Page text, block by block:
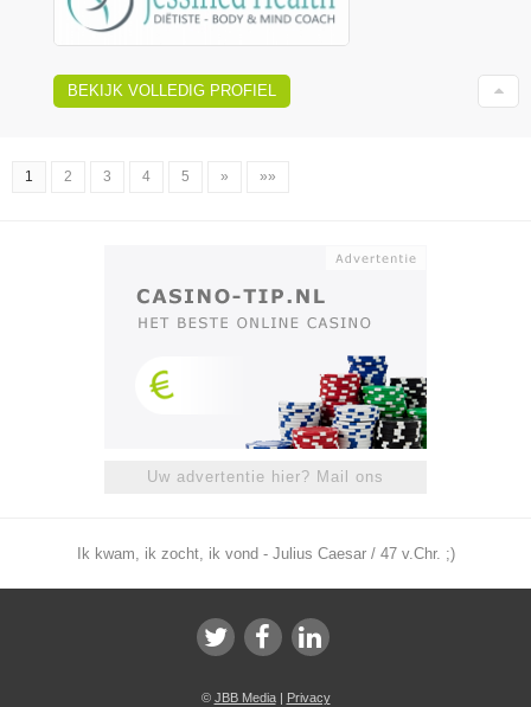
BEKIJK VOLLEDIG PROFIEL
1 2 3 4 5 » »»
Uw advertentie hier? Mail ons
Ik kwam, ik zocht, ik vond - Julius Caesar / 47 v.Chr. ;)
© JBB Media| Privacy